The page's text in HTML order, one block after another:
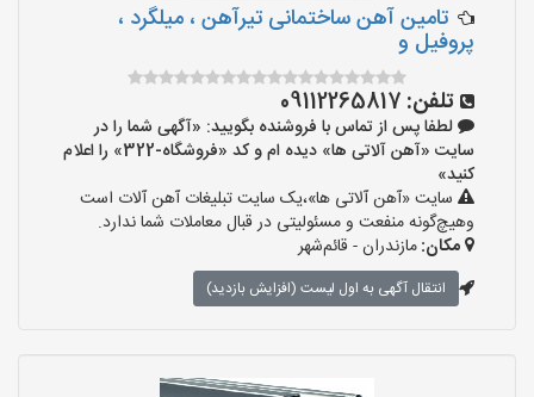
تامین آهن ساختمانی تیرآهن ، میلگرد ،
پروفیل و
تلفن: 09112265817
لطفا پس از تماس با فروشنده بگویید: «آگهی شما را در
سایت «آهن آلاتی ها» دیده ام و کد «فروشگاه-322» را اعلام
کنید»
سایت «آهن آلاتی ها»،یک سایت تبلیغات آهن آلات است
وهیچ‌گونه منفعت و مسئولیتی در قبال معاملات شما ندارد.
مکان:مازندران - قائم‌شهر
انتقال آگهی به اول لیست (افزایش بازدید)